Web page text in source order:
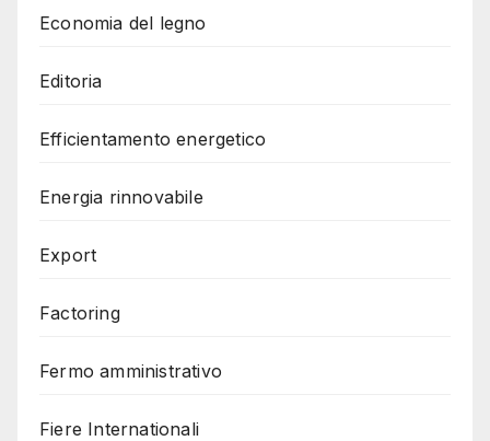
Economia del legno
Editoria
Efficientamento energetico
Energia rinnovabile
Export
Factoring
Fermo amministrativo
Fiere Internationali